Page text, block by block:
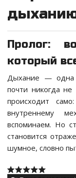
Пролог:
который
Дыхание — одна
почти никогда
происходит
внутреннему
вспоминаем. Но
становится
шумное, словно